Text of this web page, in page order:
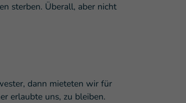
sterben. Überall, aber nicht
dann mieteten wir für
erlaubte uns, zu bleiben.